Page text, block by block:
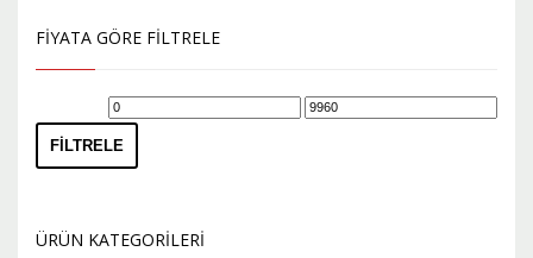
FIYATA GÖRE FILTRELE
En
düşük
fiyat
En
FILTRELE
ÜRÜN KATEGORILERI